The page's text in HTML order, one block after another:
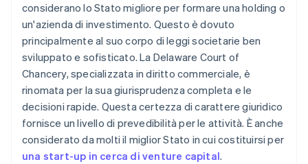
considerano lo Stato migliore per formare una holding o
un'azienda di investimento. Questo è dovuto
principalmente al suo corpo di leggi societarie ben
sviluppato e sofisticato. La Delaware Court of
Chancery, specializzata in diritto commerciale, è
rinomata per la sua giurisprudenza completa e le
decisioni rapide. Questa certezza di carattere giuridico
fornisce un livello di prevedibilità per le attività. È anche
considerato da molti il miglior Stato in cui costituirsi per
una start-up in cerca di venture capital.